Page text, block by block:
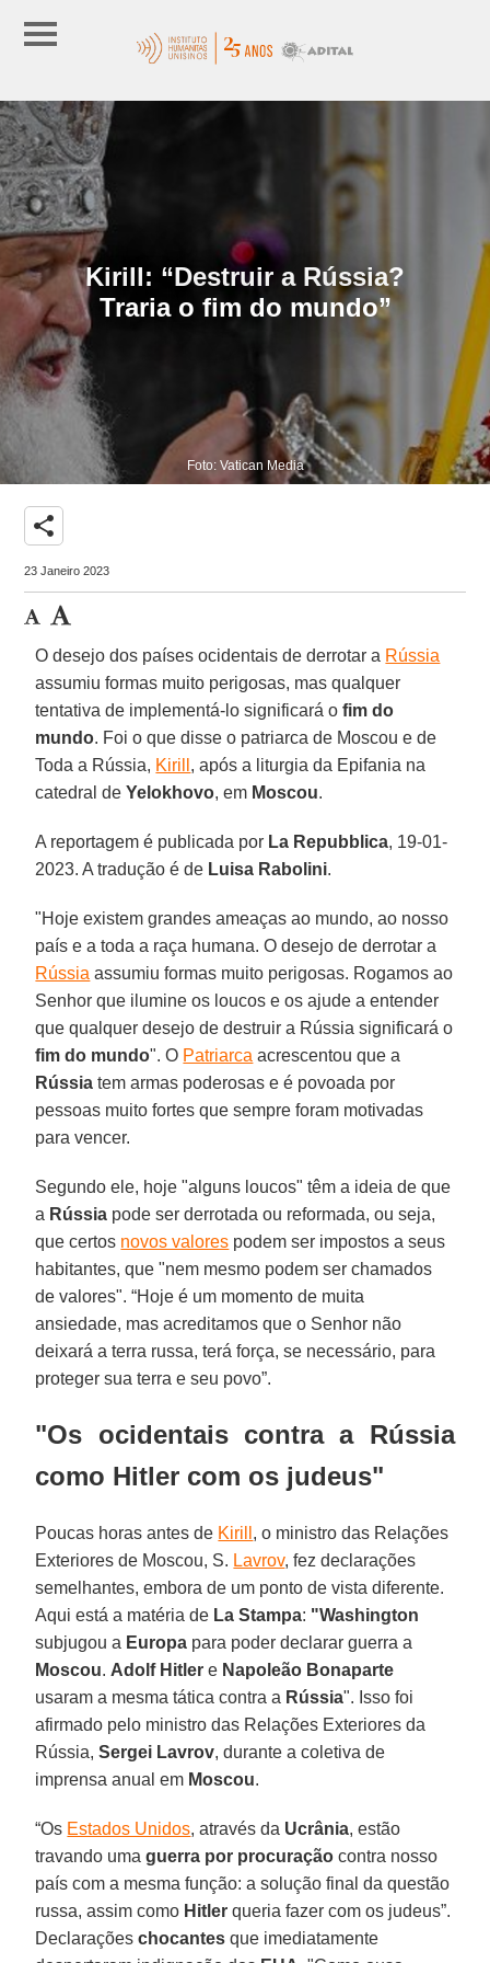
Kirill: “Destruir a Rússia?
Traria o fim do mundo”
Foto: Vatican Media
share
23 Janeiro 2023
O desejo dos países ocidentais de derrotar a Rússia
assumiu formas muito perigosas, mas qualquer
tentativa de implementá-lo significará ofim do
mundo. Foi o que disse o patriarca de Moscou e de
Toda a Rússia, Kirill , após a liturgia da Epifania na
catedral deYelokhovo, em Moscou.
A reportagem é publicada por La Repubblica, 19-01-
2023. A tradução é de Luisa Rabolini.
"Hoje existem grandes ameaças ao mundo, ao nosso
país e a toda a raça humana. O desejo de derrotar a
Rússia assumiu formas muito perigosas. Rogamos ao
Senhor que ilumine os loucos e os ajude a entender
que qualquer desejo de destruir a Rússia significará o
fim do mundo". O Patriarca acrescentou que a
Rússia tem armas poderosas e é povoada por
pessoas muito fortes que sempre foram motivadas
para vencer.
Segundo ele, hoje "alguns loucos" têm a ideia de que
a Rússia pode ser derrotada ou reformada, ou seja,
que certos novos valores podem ser impostos a seus
habitantes, que "nem mesmo podem ser chamados
de valores". “Hoje é um momento de muita
ansiedade, mas acreditamos que o Senhor não
deixará a terra russa, terá força, se necessário, para
proteger sua terra e seu povo”.
"Os ocidentais contra a Rússia
como Hitler com os judeus"
Poucas horas antes de Kirill , o ministro das Relações
Exteriores de Moscou, S. Lavrov, fez declarações
semelhantes, embora de um ponto de vista diferente.
Aqui está a matéria de La Stampa: "Washington
subjugou a Europa para poder declarar guerra a
Moscou. Adolf Hitler e Napoleão Bonaparte
usaram a mesma tática contra a Rússia". Isso foi
afirmado pelo ministro das Relações Exteriores da
Rússia,Sergei Lavrov, durante a coletiva de
imprensa anual em Moscou.
“Os Estados Unidos, através da Ucrânia, estão
travando umaguerra por procuração contra nosso
país com a mesma função: a solução final da questão
russa, assim como Hitler queria fazer com os judeus”.
Declaraçõeschocantes que imediatamente